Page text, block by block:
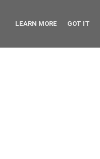
LEARN MORE GOT IT